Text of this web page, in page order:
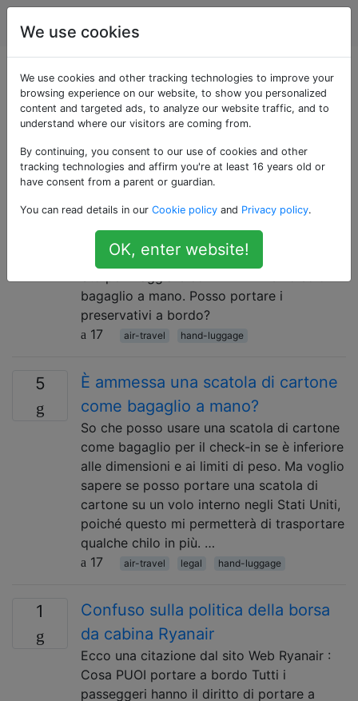
Viaggio
Domande taggate
«hand-luggage»
Domande sul bagaglio portato in una cabina
dell'aeromobile con il passeggero, noto anche come
È permesso portare i preservativi
in ​​aereo?
bagaglio a mano. Posso portare i
preservativi a bordo?
17
air-travel hand-luggage
5
È ammessa una scatola di cartone
come bagaglio a mano?
So che posso usare una scatola di cartone
come bagaglio per il check-in se è inferiore
alle dimensioni e ai limiti di peso. Ma voglio
sapere se posso portare una scatola di
cartone su un volo interno negli Stati Uniti,
poiché questo mi permetterà di trasportare
qualche chilo in più. …
17
air-travel legal hand-luggage
1
Confuso sulla politica della borsa
da cabina Ryanair
Ecco una citazione dal sito Web Ryanair :
Cosa PUOI portare a bordo Tutti i
passeggeri hanno il diritto di portare a
We use cookies
We use cookies and other tracking technologies to improve your
browsing experience on our website, to show you personalized
content and targeted ads, to analyze our website traffic, and to
understand where our visitors are coming from.
By continuing, you consent to our use of cookies and other
tracking technologies and affirm you're at least 16 years old or
have consent from a parent or guardian.
You can read details in our Cookie policy and Privacy policy.
OK, enter website!